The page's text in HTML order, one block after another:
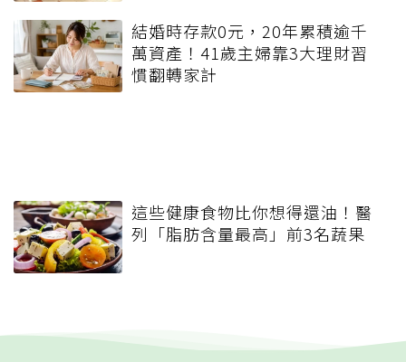
結婚時存款0元，20年累積逾千
萬資產！41歲主婦靠3大理財習
慣翻轉家計
這些健康食物比你想得還油！醫
列「脂肪含量最高」前3名蔬果